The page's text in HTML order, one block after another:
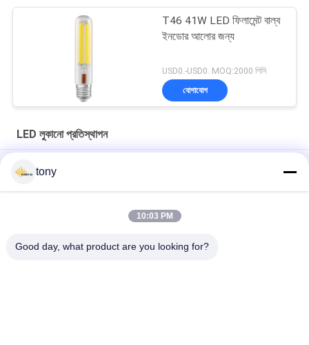
T46 41W LED ফিলামেন্ট বাল্ব
ইনডোর আলোর জন্য
USD0.-USD0. MOQ:2000 পিসি
যোগাযোগ
LED লুকানো প্রতিস্থাপন
বাল্ব tony
10:03 PM
Good day, what product are you looking for?